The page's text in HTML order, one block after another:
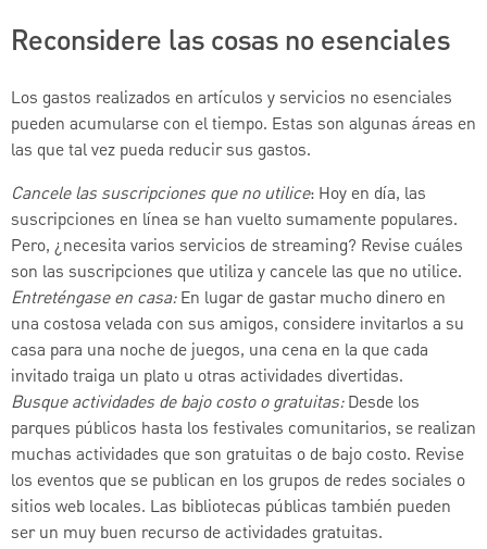
Reconsidere las cosas no esenciales
Los gastos realizados en artículos y servicios no esenciales
pueden acumularse con el tiempo. Estas son algunas áreas en
las que tal vez pueda reducir sus gastos.
Cancele las suscripciones que no utilice: Hoy en día, las
suscripciones en línea se han vuelto sumamente populares.
Pero, ¿necesita varios servicios de streaming? Revise cuáles
son las suscripciones que utiliza y cancele las que no utilice.
Entreténgase en casa:En lugar de gastar mucho dinero en
una costosa velada con sus amigos, considere invitarlos a su
casa para una noche de juegos, una cena en la que cada
invitado traiga un plato u otras actividades divertidas.
Busque actividades de bajo costo o gratuitas:Desde los
parques públicos hasta los festivales comunitarios, se realizan
muchas actividades que son gratuitas o de bajo costo. Revise
los eventos que se publican en los grupos de redes sociales o
sitios web locales. Las bibliotecas públicas también pueden
ser un muy buen recurso de actividades gratuitas.